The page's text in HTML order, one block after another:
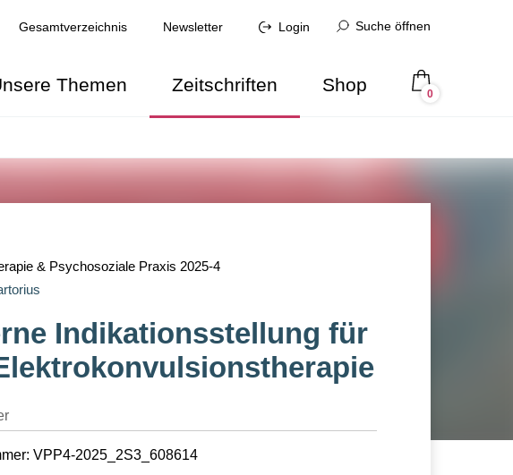
Gesamtverzeichnis Newsletter Login Suche öffnen
Themen Zeitschriften Shop 0
& Psychosoziale Praxis 2025-4
Indikationsstellung für
VPP4-2025_2S3_608614